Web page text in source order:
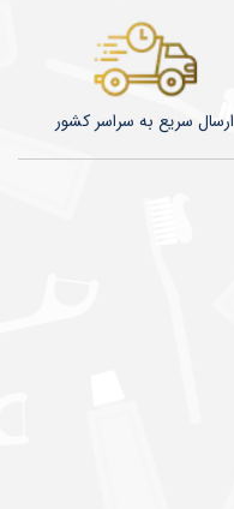
​​​​ارسال سریع به سراسر کشور